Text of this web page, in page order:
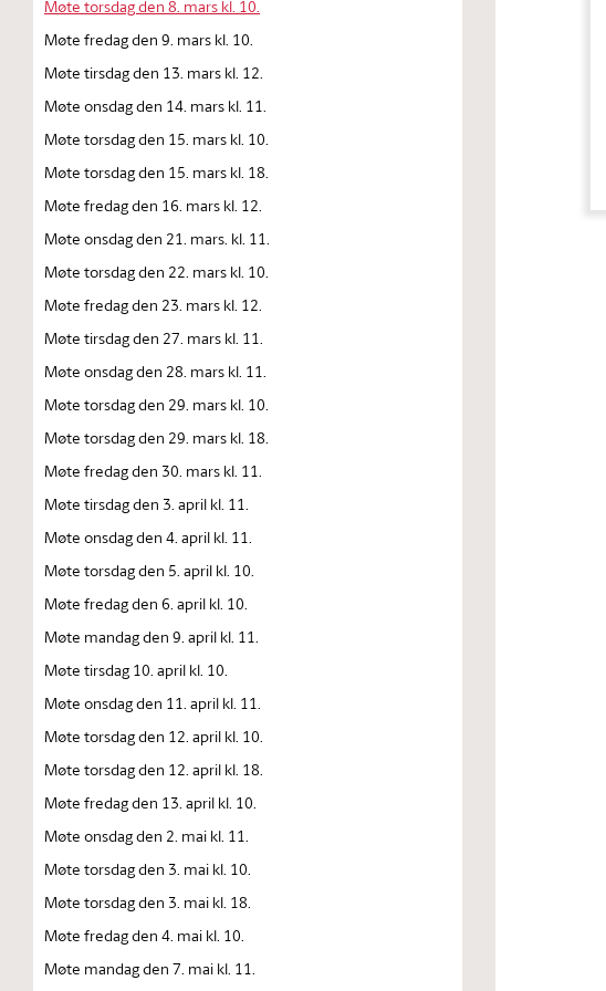
Møte torsdag den 8. mars kl. 10.
Møte fredag den 9. mars kl. 10.
Møte tirsdag den 13. mars kl. 12.
Møte onsdag den 14. mars kl. 11.
Møte torsdag den 15. mars kl. 10.
Møte torsdag den 15. mars kl. 18.
Møte fredag den 16. mars kl. 12.
Møte onsdag den 21. mars. kl. 11.
Møte torsdag den 22. mars kl. 10.
Møte fredag den 23. mars kl. 12.
Møte tirsdag den 27. mars kl. 11.
Møte onsdag den 28. mars kl. 11.
Møte torsdag den 29. mars kl. 10.
Møte torsdag den 29. mars kl. 18.
Møte fredag den 30. mars kl. 11.
Møte tirsdag den 3. april kl. 11.
Møte onsdag den 4. april kl. 11.
Møte torsdag den 5. april kl. 10.
Møte fredag den 6. april kl. 10.
Møte mandag den 9. april kl. 11.
Møte tirsdag 10. april kl. 10.
Møte onsdag den 11. april kl. 11.
Møte torsdag den 12. april kl. 10.
Møte torsdag den 12. april kl. 18.
Møte fredag den 13. april kl. 10.
Møte onsdag den 2. mai kl. 11.
Møte torsdag den 3. mai kl. 10.
Møte torsdag den 3. mai kl. 18.
Møte fredag den 4. mai kl. 10.
Møte mandag den 7. mai kl. 11.